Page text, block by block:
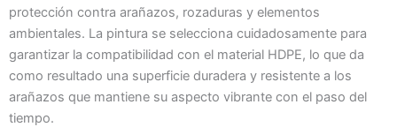
protección contra arañazos, rozaduras y elementos
ambientales. La pintura se selecciona cuidadosamente para
garantizar la compatibilidad con el material HDPE, lo que da
como resultado una superficie duradera y resistente a los
arañazos que mantiene su aspecto vibrante con el paso del
tiempo.